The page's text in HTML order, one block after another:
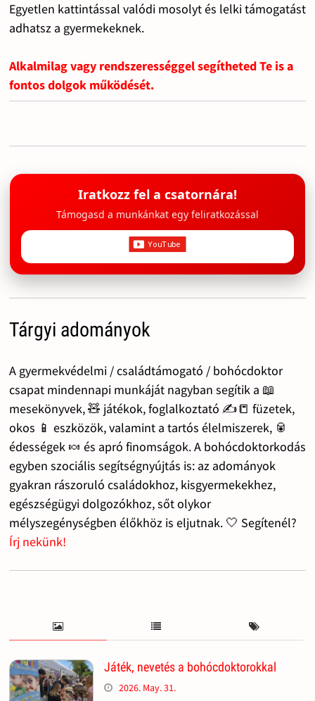
Egyetlen kattintással valódi mosolyt és lelki támogatást
adhatsz a gyermekeknek.
Alkalmilag vagy rendszerességgel segítheted Te is a
fontos dolgok működését.
Iratkozz fel a csatornára!
Támogasd a munkánkat egy feliratkozással
Tárgyi adományok
A gyermekvédelmi / családtámogató / bohócdoktor
csapat mindennapi munkáját nagyban segítik a 📖
mesekönyvek, 🧸 játékok, foglalkoztató ✍️📒 füzetek,
okos 📱 eszközök, valamint a tartós élelmiszerek, 🥫
édességek 🍬 és apró finomságok. A bohócdoktorkodás
egyben szociális segítségnyújtás is: az adományok
gyakran rászoruló családokhoz, kisgyermekekhez,
egészségügyi dolgozókhoz, sőt olykor
mélyszegénységben élőkhöz is eljutnak. 🤍 Segítenél?
Írj nekünk!
Játék, nevetés a bohócdoktorokkal
2026. May. 31.